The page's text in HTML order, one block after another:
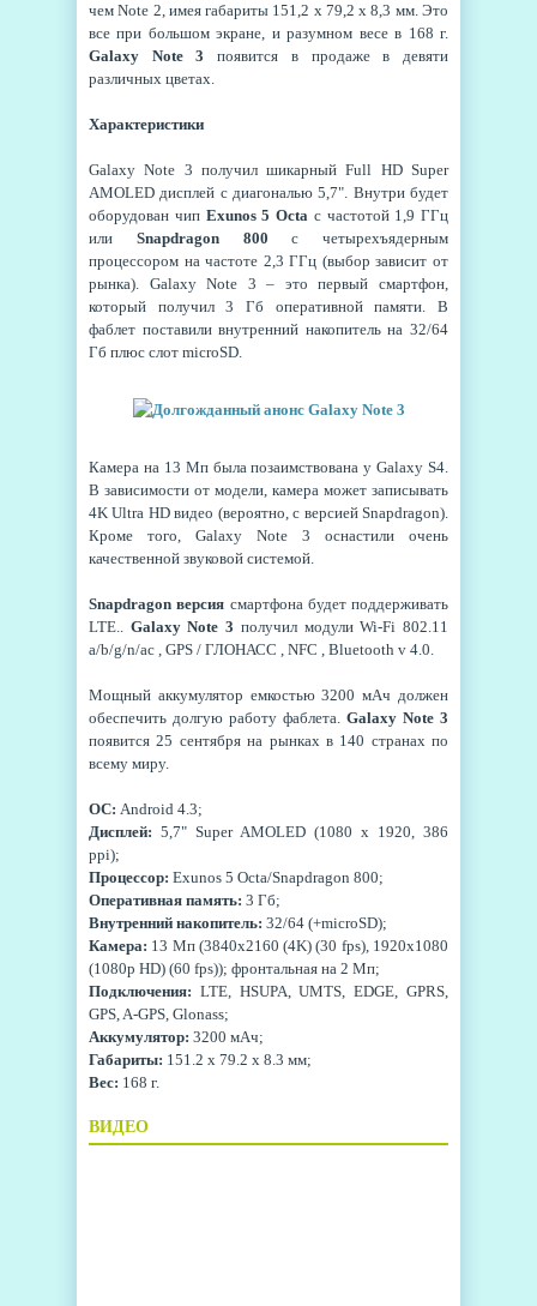
чем Note 2, имея габариты 151,2 х 79,2 х 8,3 мм. Это
все при большом экране, и разумном весе в 168 г.
Galaxy Note 3 появится в продаже в девяти
различных цветах.
Характеристики
Galaxy Note 3 получил шикарный Full HD Super
AMOLED дисплей с диагональю 5,7". Внутри будет
оборудован чипExunos 5 Octa с частотой 1,9 ГГц
или Snapdragon 800 с четырехъядерным
процессором на частоте 2,3 ГГц (выбор зависит от
рынка). Galaxy Note 3 – это первый смартфон,
который получил 3 Гб оперативной памяти. В
фаблет поставили внутренний накопитель на 32/64
Гб плюс слот microSD.
Камера на 13 Мп была позаимствована у Galaxy S4.
В зависимости от модели, камера может записывать
4K Ultra HD видео (вероятно, с версией Snapdragon).
Кроме того, Galaxy Note 3 оснастили очень
качественной звуковой системой.
Snapdragon версия смартфона будет поддерживать
LTE.. Galaxy Note 3 получил модули Wi-Fi 802.11
a/b/g/n/ac , GPS / ГЛОНАСС , NFC , Bluetooth v 4.0.
Мощный аккумулятор емкостью 3200 мАч должен
обеспечить долгую работу фаблета. Galaxy Note 3
появится 25 сентября на рынках в 140 странах по
всему миру.
ОС: Android 4.3;
Дисплей: 5,7" Super AMOLED (1080 x 1920, 386
ppi);
Процессор: Exunos 5 Octa/Snapdragon 800;
Оперативная память: 3 Гб;
Внутренний накопитель: 32/64 (+microSD);
Камера: 13 Мп (3840x2160 (4K) (30 fps), 1920x1080
(1080p HD) (60 fps)); фронтальная на 2 Мп;
Подключения: LTE, HSUPA, UMTS, EDGE, GPRS,
GPS, A-GPS, Glonass;
Аккумулятор: 3200 мАч;
Габариты: 151.2 x 79.2 x 8.3 мм;
Вес: 168 г.
ВИДЕО